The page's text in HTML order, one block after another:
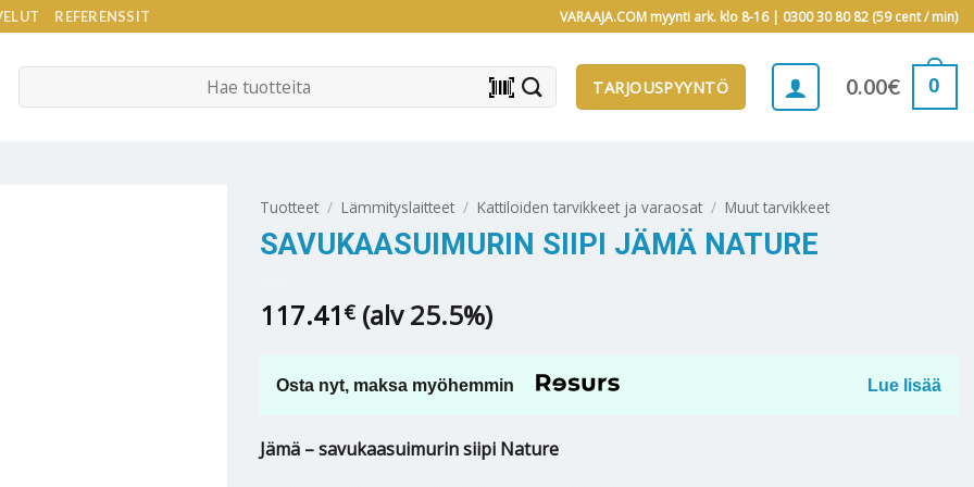
REFERENSSIT VARAAJA.COM myynti ark. klo 8-16 | 0300 30 80 82 (59 cent / min)
barcode_scanner TARJOUSPYYNTÖ 0.00€ 0
Tuotteet / Lämmityslaitteet / Kattiloiden tarvikkeet ja varaosat / Muut tarvikkeet
SAVUKAASUIMURIN SIIPI JÄMÄ NATURE
117.41 € (alv 25.5%)
Osta nyt, maksa myöhemmin Lue lisää
Jämä – savukaasuimurin siipi Nature